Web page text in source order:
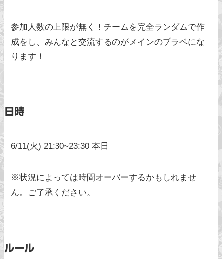
参加人数の上限が無く！チームを完全ランダムで作
成をし、みんなと交流するのがメインのプラベにな
ります！
日時
6/11(火) 21:30~23:30 本日
※状況によっては時間オーバーするかもしれませ
ん。ご了承ください。
ルール